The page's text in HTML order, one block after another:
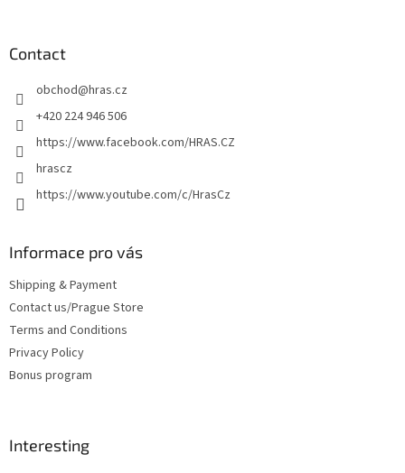
Contact
obchod@hras.cz
+420 224 946 506
https://www.facebook.com/HRAS.CZ
hrascz
https://www.youtube.com/c/HrasCz
Informace pro vás
Shipping & Payment
Contact us/Prague Store
Terms and Conditions
Privacy Policy
Bonus program
Interesting